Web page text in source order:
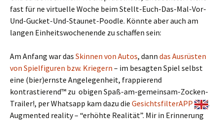
fast für ne virtuelle Woche beim Stellt-Euch-Das-Mal-Vor-
Und-Gucket-Und-Staunet-Poodle. Könnte aber auch am
langen Einheitswochenende zu schaffen sein:
Am Anfang war das Skinnen von Autos, dann das Ausrüsten
von Spielfiguren bzw. Kriegern – im besagten Spiel selbst
eine (bier)ernste Angelegenheit, frappierend
kontrastierend™ zu obigen Spaß-am-gemeinsam-Zocken-
Trailer!, per Whatsapp kam dazu die GesichtsfilterAPP
.
Augmented reality – “erhöhte Realität”. Mir in Erinnerung